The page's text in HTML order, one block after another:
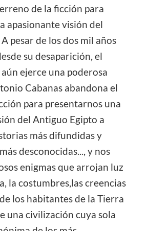
de la ficción para
apasionante visión del
pesar de los dos mil años
su desaparición, el
ejerce una poderosa
Cabanas abandona el
para presentarnos una
del Antiguo Egipto a
más difundidas y
desconocidas..., y nos
enigmas que arrojan luz
la costumbres,las creencias
los habitantes de la Tierra
una civilización cuya sola